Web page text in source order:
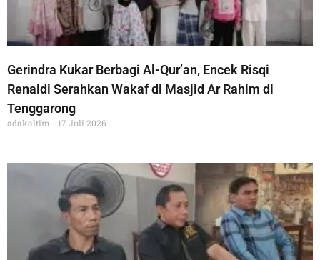
Gerindra Kukar Berbagi Al-Qur’an, Encek Risqi
Renaldi Serahkan Wakaf di Masjid Ar Rahim di
Tenggarong
adakaltim 17 Juli 2026